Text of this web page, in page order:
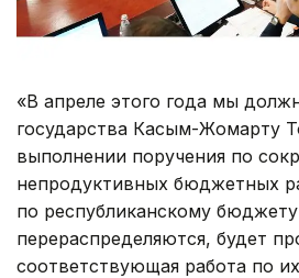
«В апреле этого года мы
государства Касым-Жомарту
выполнении поручения по
непродуктивных бюджетных
по республиканскому
перераспределяются, будет
соответствующая работа по